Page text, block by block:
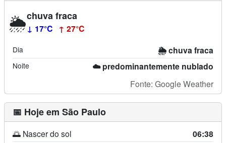
🌦️chuva fraca
↓ 17°C ↑ 27°C
Dia 🌦️ chuva fraca
Noite ☁️ predominantemente nublado
Fonte: Google Weather
📅 Hoje em São Paulo
🌅 Nascer do sol 06:38